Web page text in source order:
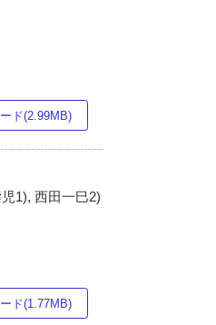
ド(2.99MB)
1), 西田一巳2)
ド(1.77MB)